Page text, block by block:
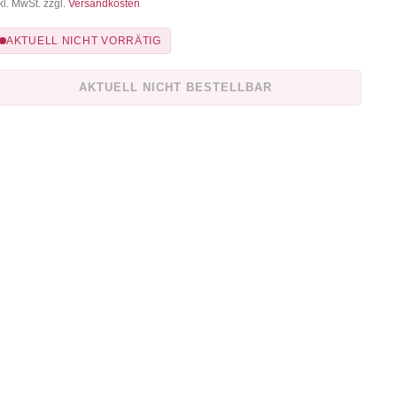
MwSt. zzgl. Versandkosten
AKTUELL NICHT VORRÄTIG
AKTUELL NICHT BESTELLBAR